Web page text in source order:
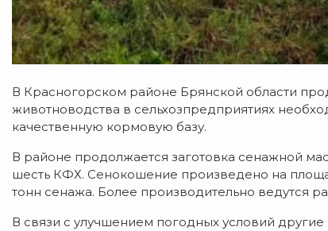
В Красногорском районе Брянской области
животноводства в сельхозпредприятиях
качественную кормовую базу.
В районе продолжается заготовка сенажной
шесть КФХ. Сенокошение произведено на
тонн сенажа. Более производительно ведутся
В связи с улучшением погодных условий